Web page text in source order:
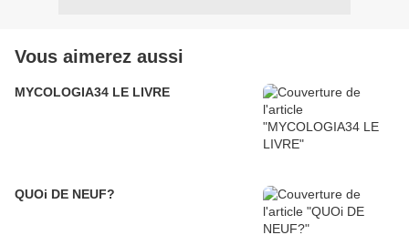
Vous aimerez aussi
MYCOLOGIA34 LE LIVRE
QUOi DE NEUF?